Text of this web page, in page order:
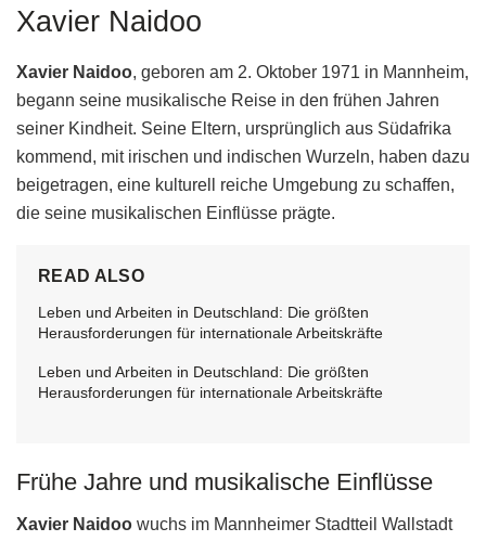
Xavier Naidoo
Xavier Naidoo, geboren am 2. Oktober 1971 in Mannheim,
begann seine musikalische Reise in den frühen Jahren
seiner Kindheit. Seine Eltern, ursprünglich aus Südafrika
kommend, mit irischen und indischen Wurzeln, haben dazu
beigetragen, eine kulturell reiche Umgebung zu schaffen,
die seine musikalischen Einflüsse prägte.
READ ALSO
Leben und Arbeiten in Deutschland: Die größten
Herausforderungen für internationale Arbeitskräfte
Leben und Arbeiten in Deutschland: Die größten
Herausforderungen für internationale Arbeitskräfte
Frühe Jahre und musikalische Einflüsse
Xavier Naidoo wuchs im Mannheimer Stadtteil Wallstadt